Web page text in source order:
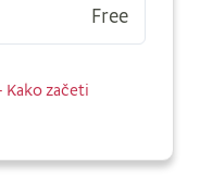
Free
Kako začeti